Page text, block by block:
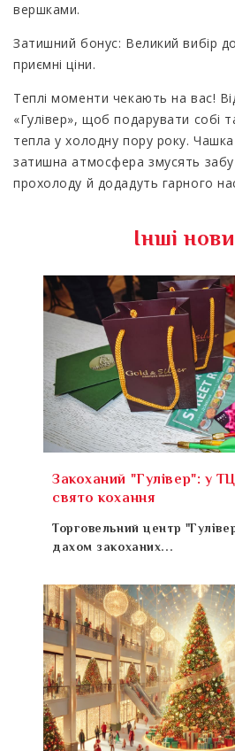
вершками.
Затишний бонус: Великий вибір
приємні ціни.
Теплі моменти чекають на вас!
«Гулівер», щоб подарувати собі
тепла у холодну пору року.
затишна атмосфера змусять
прохолоду й додадуть гарного
Інші
Закоханий "Гулівер": у
свято кохання
Торговельний центр
дахом закоханих...